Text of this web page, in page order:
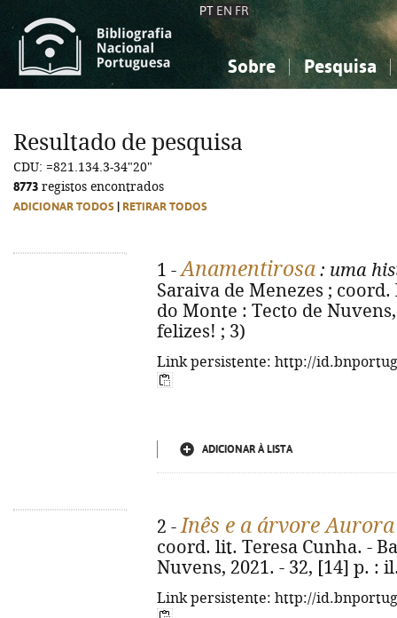
PT EN FR
Sobre Pesquisa
Ciências sociais...
Ciências sociais...
Resultado de pesquisa
CDU: =821.134.3-34"20"
8773 registos encontrados
ADICIONAR TODOS RETIRAR TODOS
1 -Anamentirosa : uma
Saraiva de Menezes ;
do Monte : Tecto de
felizes! ; 3)
Link persistente: http://
ADICIONAR À LISTA
2 -Inês e a árvore Aurora
coord. lit. Teresa Cunha. -
Nuvens, 2021. - 32, [14] p. :
Link persistente: http://